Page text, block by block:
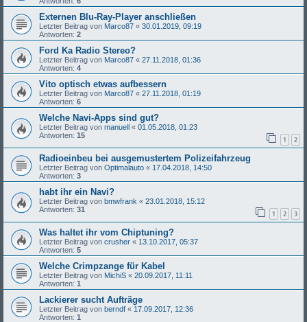
Externen Blu-Ray-Player anschließen
Letzter Beitrag von Marco87 « 30.01.2019, 09:19
Antworten: 2
Ford Ka Radio Stereo?
Letzter Beitrag von Marco87 « 27.11.2018, 01:36
Antworten: 4
Vito optisch etwas aufbessern
Letzter Beitrag von Marco87 « 27.11.2018, 01:19
Antworten: 6
Welche Navi-Apps sind gut?
Letzter Beitrag von manuell « 01.05.2018, 01:23
Antworten: 15 1 2
Radioeinbeu bei ausgemustertem Polizeifahrzeug
Letzter Beitrag von Optimalauto « 17.04.2018, 14:50
Antworten: 3
habt ihr ein Navi?
Letzter Beitrag von bmwfrank « 23.01.2018, 15:12
Antworten: 31 1 2 3
Was haltet ihr vom Chiptuning?
Letzter Beitrag von crusher « 13.10.2017, 05:37
Antworten: 5
Welche Crimpzange für Kabel
Letzter Beitrag von MichiS « 20.09.2017, 11:11
Antworten: 1
Lackierer sucht Aufträge
Letzter Beitrag von berndf « 17.09.2017, 12:36
Antworten: 1